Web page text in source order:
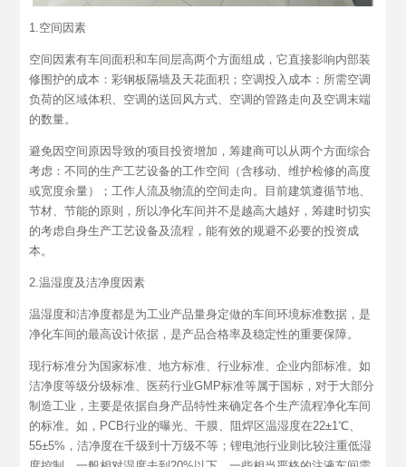
1.空间因素
空间因素有车间面积和车间层高两个方面组成，它直接影响内部装
修围护的成本：彩钢板隔墙及天花面积；空调投入成本：所需空调
负荷的区域体积、空调的送回风方式、空调的管路走向及空调末端
的数量。
避免因空间原因导致的项目投资增加，筹建商可以从两个方面综合
考虑：不同的生产工艺设备的工作空间（含移动、维护检修的高度
或宽度余量）；工作人流及物流的空间走向。目前建筑遵循节地、
节材、节能的原则，所以净化车间并不是越高大越好，筹建时切实
的考虑自身生产工艺设备及流程，能有效的规避不必要的投资成
本。
2.温湿度及洁净度因素
温湿度和洁净度都是为工业产品量身定做的车间环境标准数据，是
净化车间的最高设计依据，是产品合格率及稳定性的重要保障。
现行标准分为国家标准、地方标准、行业标准、企业内部标准。如
洁净度等级分级标准、医药行业GMP标准等属于国标，对于大部分
制造工业，主要是依据自身产品特性来确定各个生产流程净化车间
的标准。如，PCB行业的曝光、干膜、阻焊区温湿度在22±1℃、
55±5%，洁净度在千级到十万级不等；锂电池行业则比较注重低湿